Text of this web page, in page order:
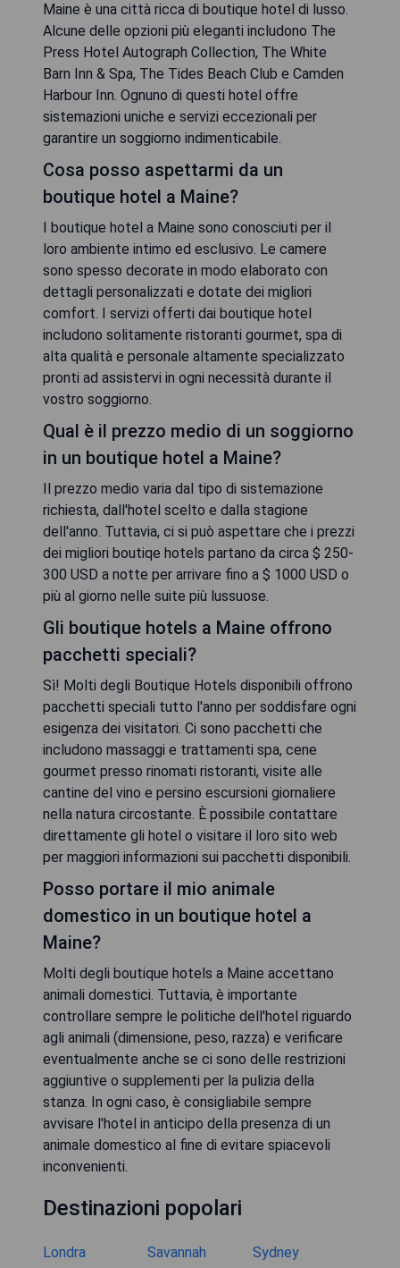
Maine è una città ricca di boutique hotel di lusso.
Alcune delle opzioni più eleganti includono The
Press Hotel Autograph Collection, The White
Barn Inn & Spa, The Tides Beach Club e Camden
Harbour Inn. Ognuno di questi hotel offre
sistemazioni uniche e servizi eccezionali per
garantire un soggiorno indimenticabile.
Cosa posso aspettarmi da un
boutique hotel a Maine?
I boutique hotel a Maine sono conosciuti per il
loro ambiente intimo ed esclusivo. Le camere
sono spesso decorate in modo elaborato con
dettagli personalizzati e dotate dei migliori
comfort. I servizi offerti dai boutique hotel
includono solitamente ristoranti gourmet, spa di
alta qualità e personale altamente specializzato
pronti ad assistervi in ogni necessità durante il
vostro soggiorno.
Qual è il prezzo medio di un soggiorno
in un boutique hotel a Maine?
Il prezzo medio varia dal tipo di sistemazione
richiesta, dall'hotel scelto e dalla stagione
dell'anno. Tuttavia, ci si può aspettare che i prezzi
dei migliori boutiqe hotels partano da circa $ 250-
300 USD a notte per arrivare fino a $ 1000 USD o
più al giorno nelle suite più lussuose.
Gli boutique hotels a Maine offrono
pacchetti speciali?
Sì! Molti degli Boutique Hotels disponibili offrono
pacchetti speciali tutto l'anno per soddisfare ogni
esigenza dei visitatori. Ci sono pacchetti che
includono massaggi e trattamenti spa, cene
gourmet presso rinomati ristoranti, visite alle
cantine del vino e persino escursioni giornaliere
nella natura circostante. È possibile contattare
direttamente gli hotel o visitare il loro sito web
per maggiori informazioni sui pacchetti disponibili.
Posso portare il mio animale
domestico in un boutique hotel a
Maine?
Molti degli boutique hotels a Maine accettano
animali domestici. Tuttavia, è importante
controllare sempre le politiche dell'hotel riguardo
agli animali (dimensione, peso, razza) e verificare
eventualmente anche se ci sono delle restrizioni
aggiuntive o supplementi per la pulizia della
stanza. In ogni caso, è consigliabile sempre
avvisare l'hotel in anticipo della presenza di un
animale domestico al fine di evitare spiacevoli
inconvenienti.
Destinazioni popolari
Londra Savannah Sydney